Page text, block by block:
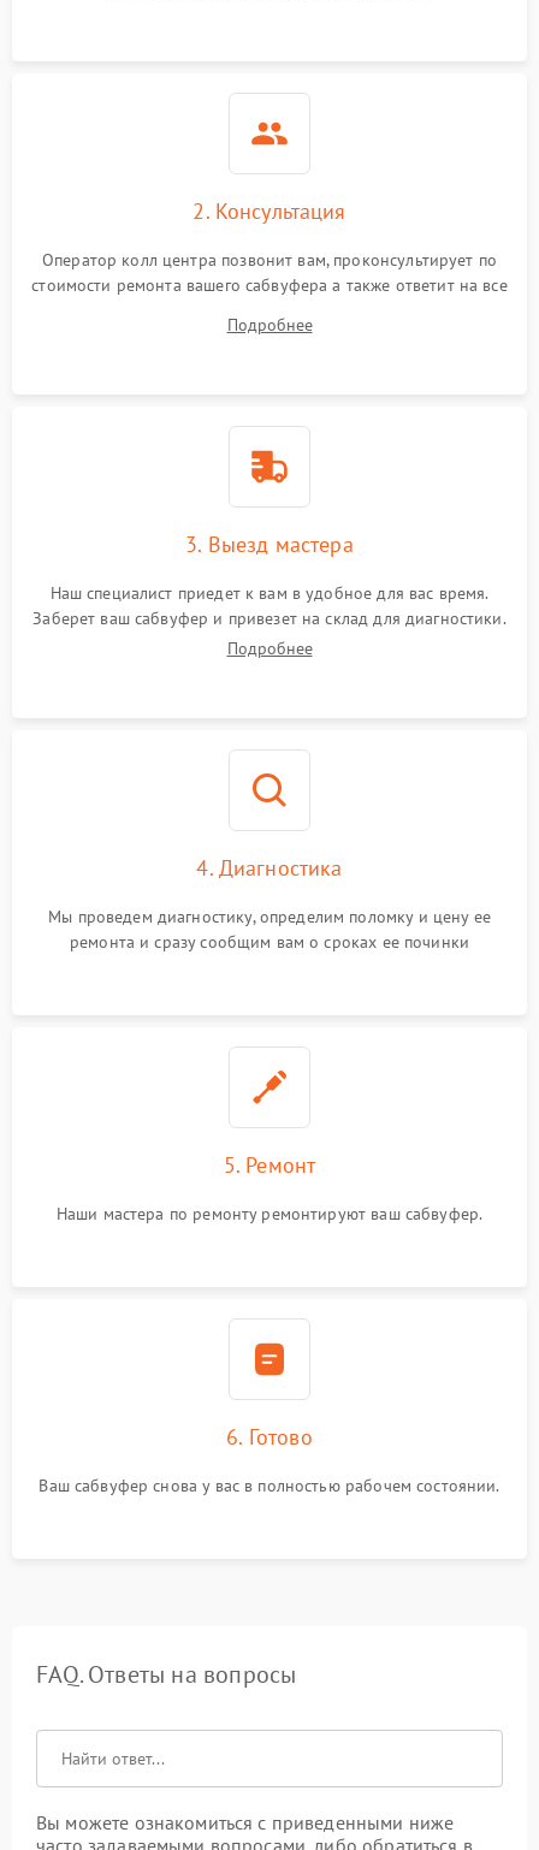
2. Консультация
Оператор колл центра позвонит вам, проконсультирует по
стоимости ремонта вашего сабвуфера а также ответит на все
Подробнее
3. Выезд мастера
Наш специалист приедет к вам в удобное для вас время.
Заберет ваш сабвуфер и привезет на склад для диагностики.
Подробнее
4. Диагностика
Мы проведем диагностику, определим поломку и цену ее
ремонта и сразу сообщим вам о сроках ее починки
5. Ремонт
Наши мастера по ремонту ремонтируют ваш сабвуфер.
6. Готово
Ваш сабвуфер снова у вас в полностью рабочем состоянии.
FAQ. Ответы на вопросы
Вы можете ознакомиться с приведенными ниже
часто задаваемыми вопросами, либо обратиться в